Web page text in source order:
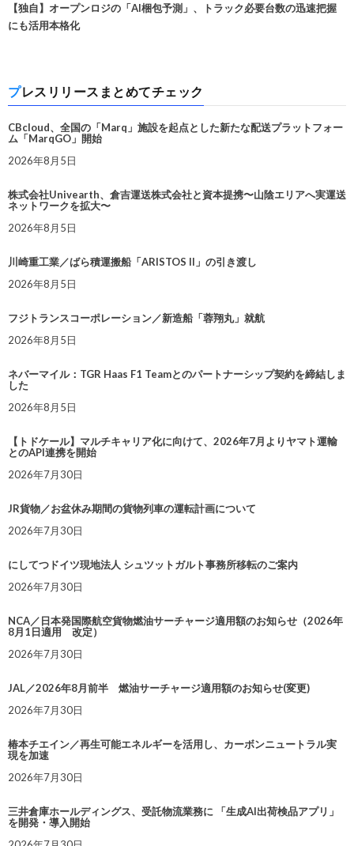
【独自】オープンロジの「AI梱包予測」、トラック必要台数の迅速把握
にも活用本格化
プレスリリースまとめてチェック
CBcloud、全国の「Marq」施設を起点とした新たな配送プラットフォー
ム「MarqGO」開始
2026年8月5日
株式会社Univearth、倉吉運送株式会社と資本提携〜山陰エリアへ実運送
ネットワークを拡大〜
2026年8月5日
川崎重工業／ばら積運搬船「ARISTOS II」の引き渡し
2026年8月5日
フジトランスコーポレーション／新造船「蓉翔丸」就航
2026年8月5日
ネバーマイル：TGR Haas F1 Teamとのパートナーシップ契約を締結しま
した
2026年8月5日
【トドケール】マルチキャリア化に向けて、2026年7月よりヤマト運輸
とのAPI連携を開始
2026年7月30日
JR貨物／お盆休み期間の貨物列車の運転計画について
2026年7月30日
にしてつドイツ現地法人 シュツットガルト事務所移転のご案内
2026年7月30日
NCA／日本発国際航空貨物燃油サーチャージ適用額のお知らせ（2026年
8月1日適用 改定）
2026年7月30日
JAL／2026年8月前半 燃油サーチャージ適用額のお知らせ(変更)
2026年7月30日
椿本チエイン／再生可能エネルギーを活用し、カーボンニュートラル実
現を加速
2026年7月30日
三井倉庫ホールディングス、受託物流業務に 「生成AI出荷検品アプリ」
を開発・導入開始